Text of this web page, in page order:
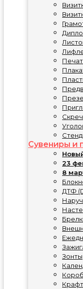
Сувениры и
23
8
ДТФ
Зонты